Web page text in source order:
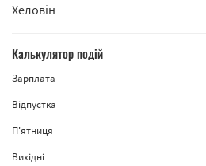
Хеловін
Калькулятор подій
Зарплата
Відпустка
П'ятниця
Вихідні